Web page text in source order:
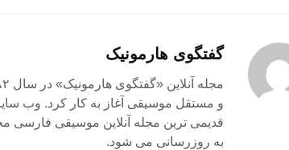
گفتگوی هارمونیک
و مستقل موسیقی آغاز به کار کرد. وب
قدیمی ترین مجله آنلاین موسیقی
به روزرسانی می شود.